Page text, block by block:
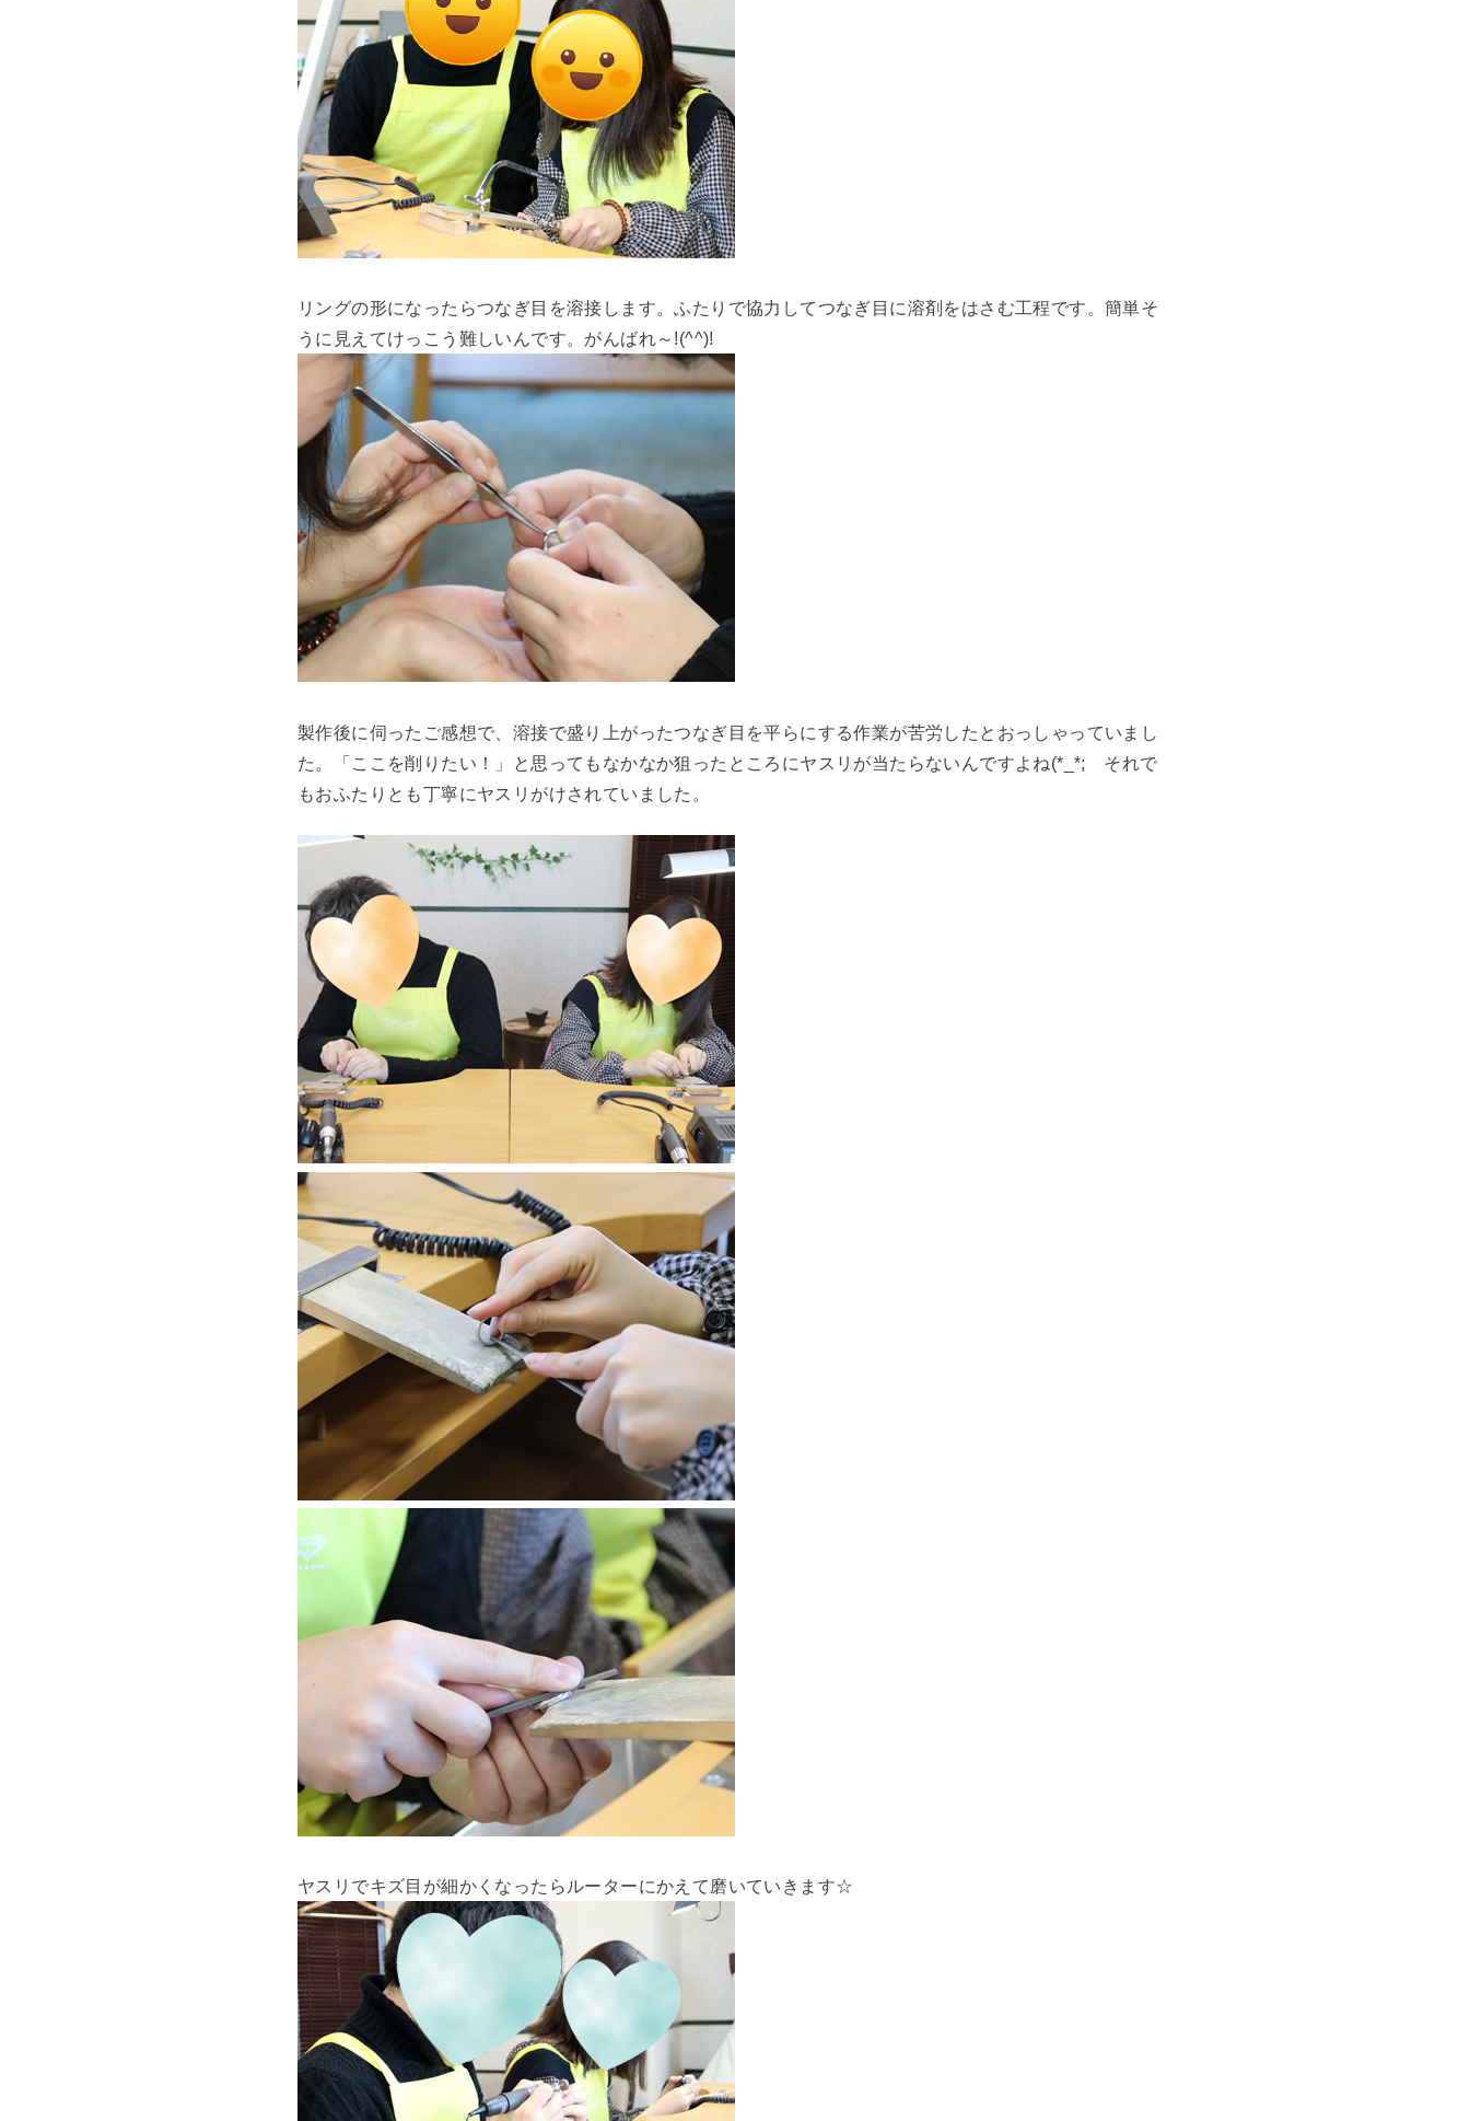
リングの形になったらつなぎ目を溶接します。ふたりで協力してつなぎ目に溶剤をはさむ工程です。簡単そ
うに見えてけっこう難しいんです。がんばれ～!(^^)!
製作後に伺ったご感想で、溶接で盛り上がったつなぎ目を平らにする作業が苦労したとおっしゃっていまし
た。「ここを削りたい！」と思ってもなかなか狙ったところにヤスリが当たらないんですよね(*_*; それで
もおふたりとも丁寧にヤスリがけされていました。
ヤスリでキズ目が細かくなったらルーターにかえて磨いていきます☆